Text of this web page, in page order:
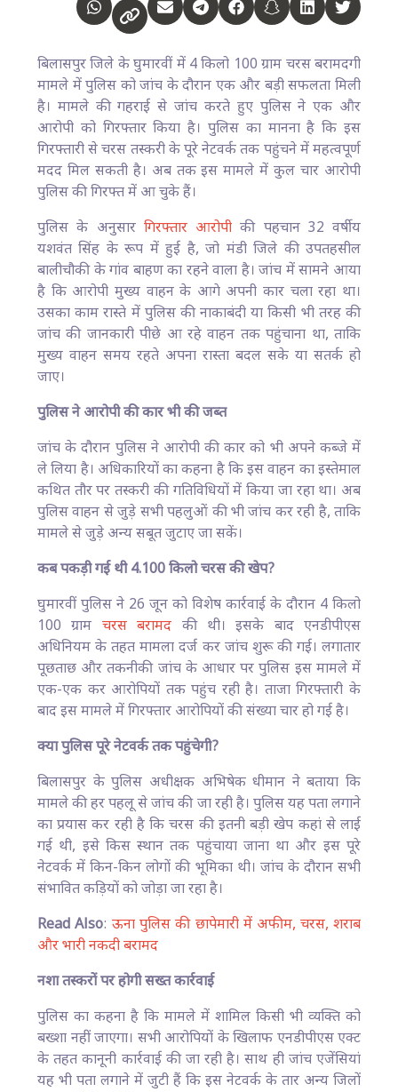
बिलासपुर जिले के घुमारवीं में 4 किलो 100 ग्राम चरस बरामदगी
मामले में पुलिस को जांच के दौरान एक और बड़ी सफलता मिली
है। मामले की गहराई से जांच करते हुए पुलिस ने एक और
आरोपी को गिरफ्तार किया है। पुलिस का मानना है कि इस
गिरफ्तारी से चरस तस्करी के पूरे नेटवर्क तक पहुंचने में महत्वपूर्ण
मदद मिल सकती है। अब तक इस मामले में कुल चार आरोपी
पुलिस की गिरफ्त में आ चुके हैं।
पुलिस के अनुसारगिरफ्तार आरोपीकी पहचान 32 वर्षीय
यशवंत सिंह के रूप में हुई है, जो मंडी जिले की उपतहसील
बालीचौकी के गांव बाहण का रहने वाला है। जांच में सामने आया
है कि आरोपी मुख्य वाहन के आगे अपनी कार चला रहा था।
उसका काम रास्ते में पुलिस की नाकाबंदी या किसी भी तरह की
जांच की जानकारी पीछे आ रहे वाहन तक पहुंचाना था, ताकि
मुख्य वाहन समय रहते अपना रास्ता बदल सके या सतर्क हो
जाए।
पुलिस ने आरोपी की कार भी की जब्त
जांच के दौरान पुलिस ने आरोपी की कार को भी अपने कब्जे में
ले लिया है। अधिकारियों का कहना है कि इस वाहन का इस्तेमाल
कथित तौर पर तस्करी की गतिविधियों में किया जा रहा था। अब
पुलिस वाहन से जुड़े सभी पहलुओं की भी जांच कर रही है, ताकि
मामले से जुड़े अन्य सबूत जुटाए जा सकें।
कब पकड़ी गई थी 4.100 किलो चरस की खेप?
घुमारवीं पुलिस ने 26 जून को विशेष कार्रवाई के दौरान 4 किलो
100 ग्राम चरस बरामद की थी। इसके बाद एनडीपीएस
अधिनियम के तहत मामला दर्ज कर जांच शुरू की गई। लगातार
पूछताछ और तकनीकी जांच के आधार पर पुलिस इस मामले में
एक-एक कर आरोपियों तक पहुंच रही है। ताजा गिरफ्तारी के
बाद इस मामले में गिरफ्तार आरोपियों की संख्या चार हो गई है।
क्या पुलिस पूरे नेटवर्क तक पहुंचेगी?
बिलासपुर के पुलिस अधीक्षक अभिषेक धीमान ने बताया कि
मामले की हर पहलू से जांच की जा रही है। पुलिस यह पता लगाने
का प्रयास कर रही है कि चरस की इतनी बड़ी खेप कहां से लाई
गई थी, इसे किस स्थान तक पहुंचाया जाना था और इस पूरे
नेटवर्क में किन-किन लोगों की भूमिका थी। जांच के दौरान सभी
संभावित कड़ियों को जोड़ा जा रहा है।
Read Also:ऊना पुलिस की छापेमारी में अफीम, चरस, शराब
और भारी नकदी बरामद
नशा तस्करों पर होगी सख्त कार्रवाई
पुलिस का कहना है कि मामले में शामिल किसी भी व्यक्ति को
बख्शा नहीं जाएगा। सभी आरोपियों के खिलाफ एनडीपीएस एक्ट
के तहत कानूनी कार्रवाई की जा रही है। साथ ही जांच एजेंसियां
यह भी पता लगाने में जुटी हैं कि इस नेटवर्क के तार अन्य जिलों